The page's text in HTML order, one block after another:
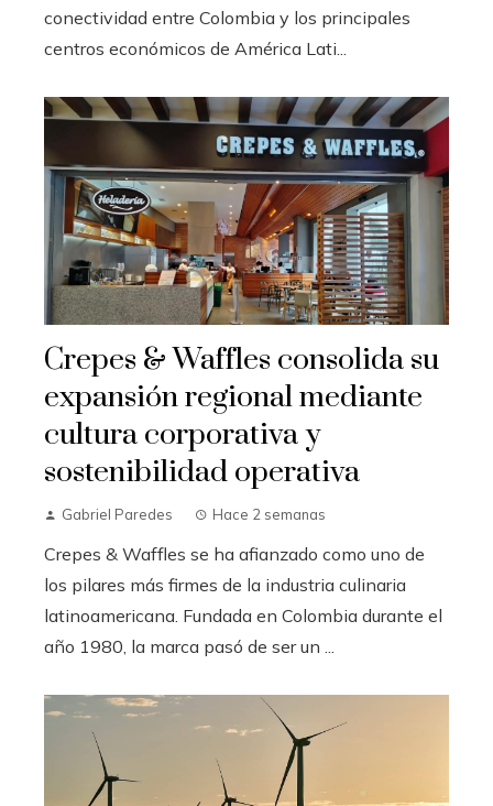
conectividad entre Colombia y los principales
centros económicos de América Lati...
Crepes & Waffles consolida su
expansión regional mediante
cultura corporativa y
sostenibilidad operativa
Gabriel Paredes Hace 2 semanas
Crepes & Waffles se ha afianzado como uno de
los pilares más firmes de la industria culinaria
latinoamericana. Fundada en Colombia durante el
año 1980, la marca pasó de ser un ...